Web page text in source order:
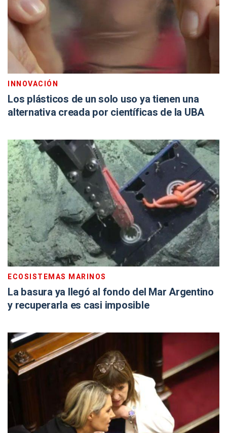
INNOVACIÓN
Los plásticos de un solo uso ya tienen una
alternativa creada por científicas de la UBA
ECOSISTEMAS MARINOS
La basura ya llegó al fondo del Mar Argentino
y recuperarla es casi imposible